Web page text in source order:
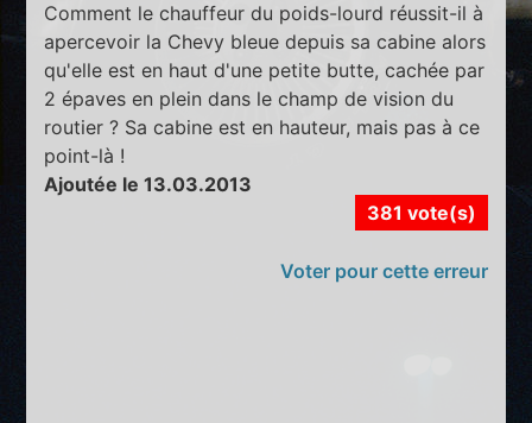
Comment le chauffeur du poids-lourd réussit-il à
apercevoir la Chevy bleue depuis sa cabine alors
qu'elle est en haut d'une petite butte, cachée par
2 épaves en plein dans le champ de vision du
routier ? Sa cabine est en hauteur, mais pas à ce
point-là !
Ajoutée le 13.03.2013
381 vote(s)
Voter pour cette erreur